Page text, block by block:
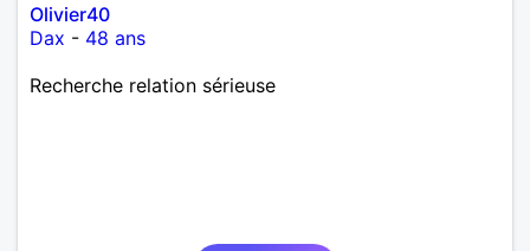
Olivier40
Dax - 48 ans
Recherche relation sérieuse